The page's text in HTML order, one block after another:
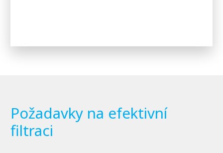
Požadavky na efektivní
filtraci